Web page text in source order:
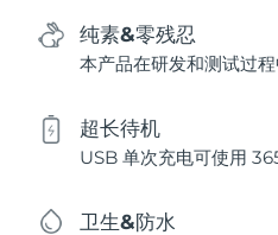
纯素&零残忍
本产品在研发和测试过程
超长待机
USB 单次充电可使用
卫生&防水